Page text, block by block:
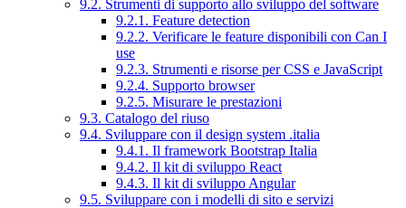
9.2. Strumenti di supporto allo sviluppo del software
9.2.1. Feature detection
9.2.2. Verificare le feature disponibili con Can I
use
9.2.3. Strumenti e risorse per CSS e JavaScript
9.2.4. Supporto browser
9.2.5. Misurare le prestazioni
9.3. Catalogo del riuso
9.4. Sviluppare con il design system .italia
9.4.1. Il framework Bootstrap Italia
9.4.2. Il kit di sviluppo React
9.4.3. Il kit di sviluppo Angular
9.5. Sviluppare con i modelli di sito e servizi